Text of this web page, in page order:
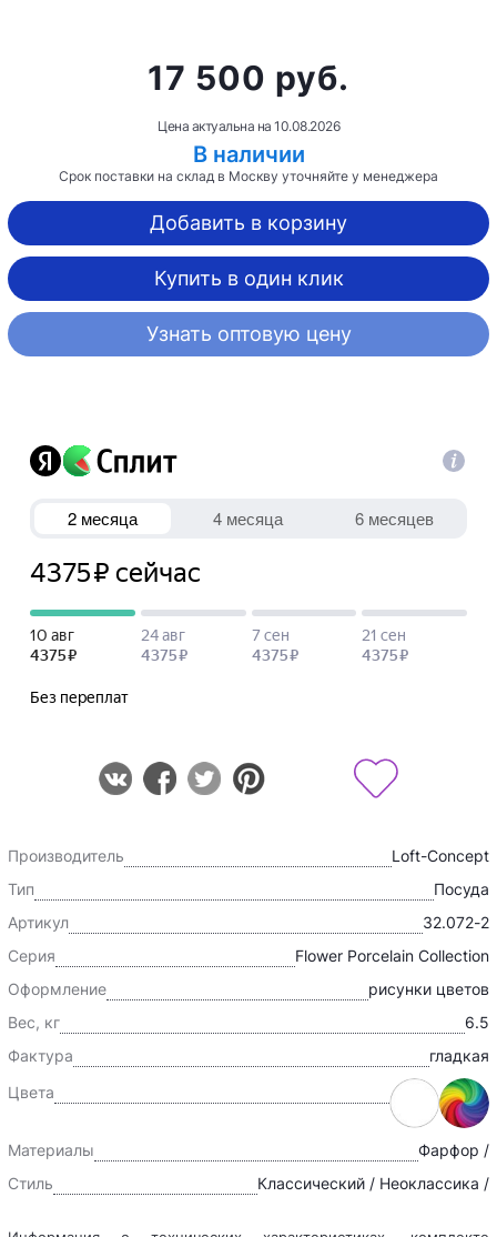
17 500 руб.
Цена актуальна на 10.08.2026
В наличии
Срок поставки на склад в Москву уточняйте у менеджера
Добавить в корзину
Купить в один клик
Узнать оптовую цену
Производитель
Loft-Concept
Тип
Посуда
Артикул
32.072-2
Серия
Flower Porcelain Collection
Оформление
рисунки цветов
Вес, кг
6.5
Фактура
гладкая
Цвета
Материалы
Фарфор /
Стиль
Классический / Неоклассика /